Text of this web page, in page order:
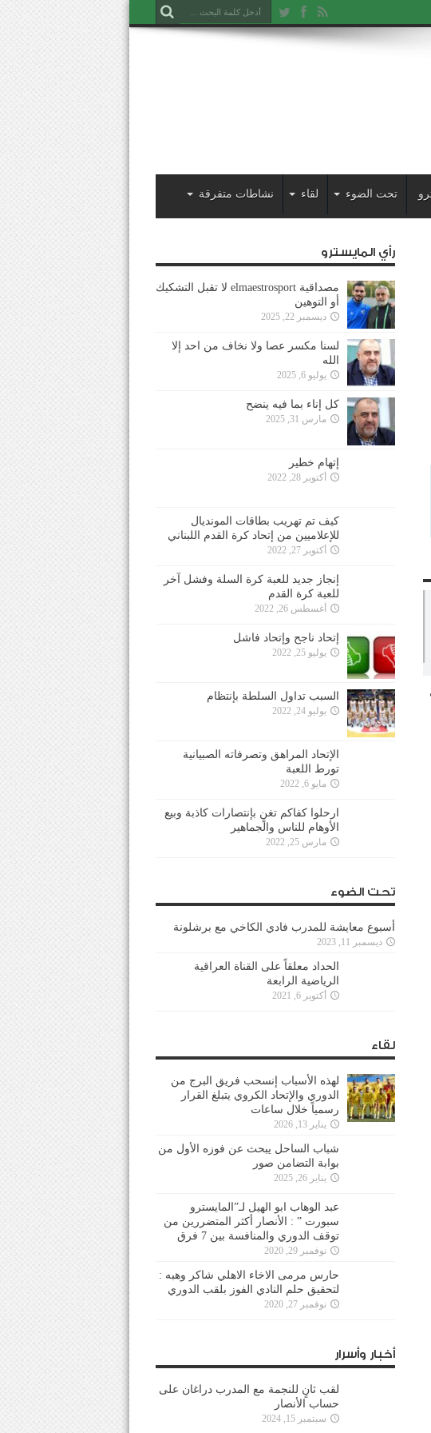
تحت الضوء لقاء نشاطات متفرقة
رأي المايسترو
مصداقية elmaestrosport لا تقبل التشكيك
أو التوهين
ديسمبر 22, 2025
لسنا مكسر عصا ولا نخاف من احد إلا
الله
يوليو 6, 2025
كل إناء بما فيه ينضح
مارس 31, 2025
إتهام خطير
أكتوبر 28, 2022
كيف تم تهريب بطاقات المونديال
للإعلاميين من إتحاد كرة القدم اللبناني
أكتوبر 27, 2022
إنجاز جديد للعبة كرة السلة وفشل آخر
للعبة كرة القدم
أغسطس 26, 2022
إتحاد ناجح وإتحاد فاشل
يوليو 25, 2022
السبب تداول السلطة بإنتظام
يوليو 24, 2022
الإتحاد المراهق وتصرفاته الصبيانية
تورط اللعبة
مايو 6, 2022
ارحلوا كفاكم تغنٍ بإنتصارات كاذبة وبيع
الأوهام للناس والجماهير
مارس 25, 2022
تحت الضوء
أسبوع معايشة للمدرب فادي الكاخي مع برشلونة
ديسمبر 11, 2023
الحداد معلقاً على القناة العراقية
الرياضية الرابعة
أكتوبر 6, 2021
لقاء
لهذه الأسباب إنسحب فريق البرج من
الدوري والإتحاد الكروي يتبلغ القرار
رسمياً خلال ساعات
يناير 13, 2026
شباب الساحل يبحث عن فوزه الأول من
بوابة التضامن صور
يناير 26, 2025
عبد الوهاب ابو الهيل لـ”المايسترو
سبورت ” : الأنصار أكثر المتضررين من
توقف الدوري والمنافسة بين 7 فرق
نوفمبر 29, 2020
حارس مرمى الاخاء الاهلي شاكر وهبه :
لتحقيق حلم النادي الفوز بلقب الدوري
نوفمبر 27, 2020
أخبار وأسرار
لقب ثانٍ للنجمة مع المدرب دراغان على
حساب الأنصار
سبتمبر 15, 2024